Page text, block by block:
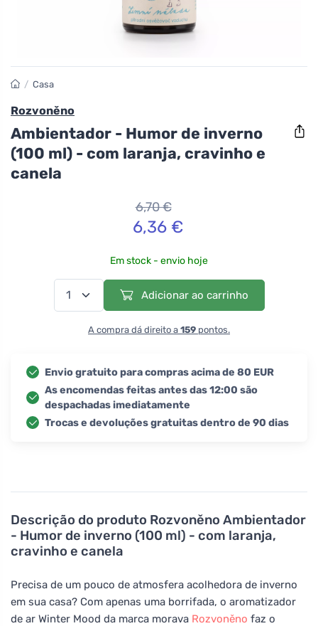
Descrição do produto Rozvoněno Ambientador
- Humor de inverno (100 ml) - com laranja,
cravinho e canela
Precisa de um pouco de atmosfera acolhedora de inverno
em sua casa? Com apenas uma borrifada, o aromatizador
de ar Winter Mood da marca morava Rozvoněno faz o
/ Casa
Rozvoněno
Ambientador - Humor de inverno
(100 ml) - com laranja, cravinho e
canela
6,70 €
6,36 €
Em stock - envio hoje
Adicionar ao carrinho
A compra dá direito a 159 pontos.
Envio gratuito para compras acima de 80 EUR
As encomendas feitas antes das 12:00 são
despachadas imediatamente
Trocas e devoluções gratuitas dentro de 90 dias